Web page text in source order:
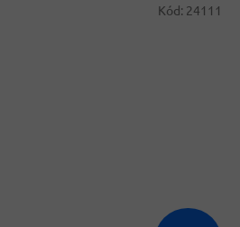
Kód: 24111